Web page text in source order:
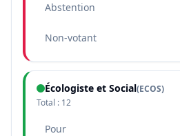
Abstention
Non-votant
Écologiste et Social(ECOS)
Total : 12
Pour